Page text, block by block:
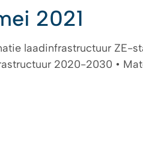
2021
laadinfrastructuur ZE-
2020-2030 •